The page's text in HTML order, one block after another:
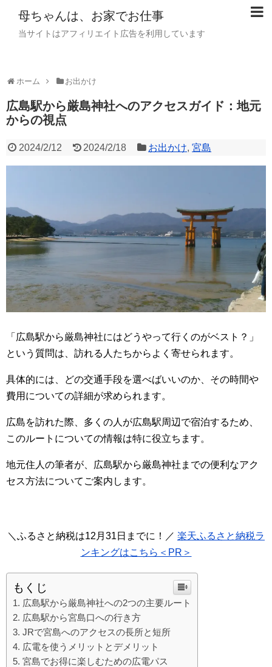
母ちゃんは、お家でお仕事
当サイトはアフィリエイト広告を利用しています
ホーム お出かけ
広島駅から厳島神社へのアクセスガイド：地元
からの視点
2024/2/12 2024/2/18 お出かけ,宮島
「広島駅から厳島神社にはどうやって行くのがベスト？」
という質問は、訪れる人たちからよく寄せられます。
具体的には、どの交通手段を選べばいいのか、その時間や
費用についての詳細が求められます。
広島を訪れた際、多くの人が広島駅周辺で宿泊するため、
このルートについての情報は特に役立ちます。
地元住人の筆者が、広島駅から厳島神社までの便利なアク
セス方法についてご案内します。
＼ふるさと納税は12月31日までに！／ 楽天ふるさと納税ラ
ンキングはこちら＜PR＞
もくじ
広島駅から厳島神社への2つの主要ルート
広島駅から宮島口への行き方
JRで宮島へのアクセスの長所と短所
広電を使うメリットとデメリット
宮島でお得に楽しむための広電パス